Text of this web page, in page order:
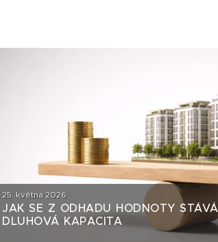
25. května 2026
JAK SE Z ODHADU HODNOTY STÁVÁ
DLUHOVÁ KAPACITA